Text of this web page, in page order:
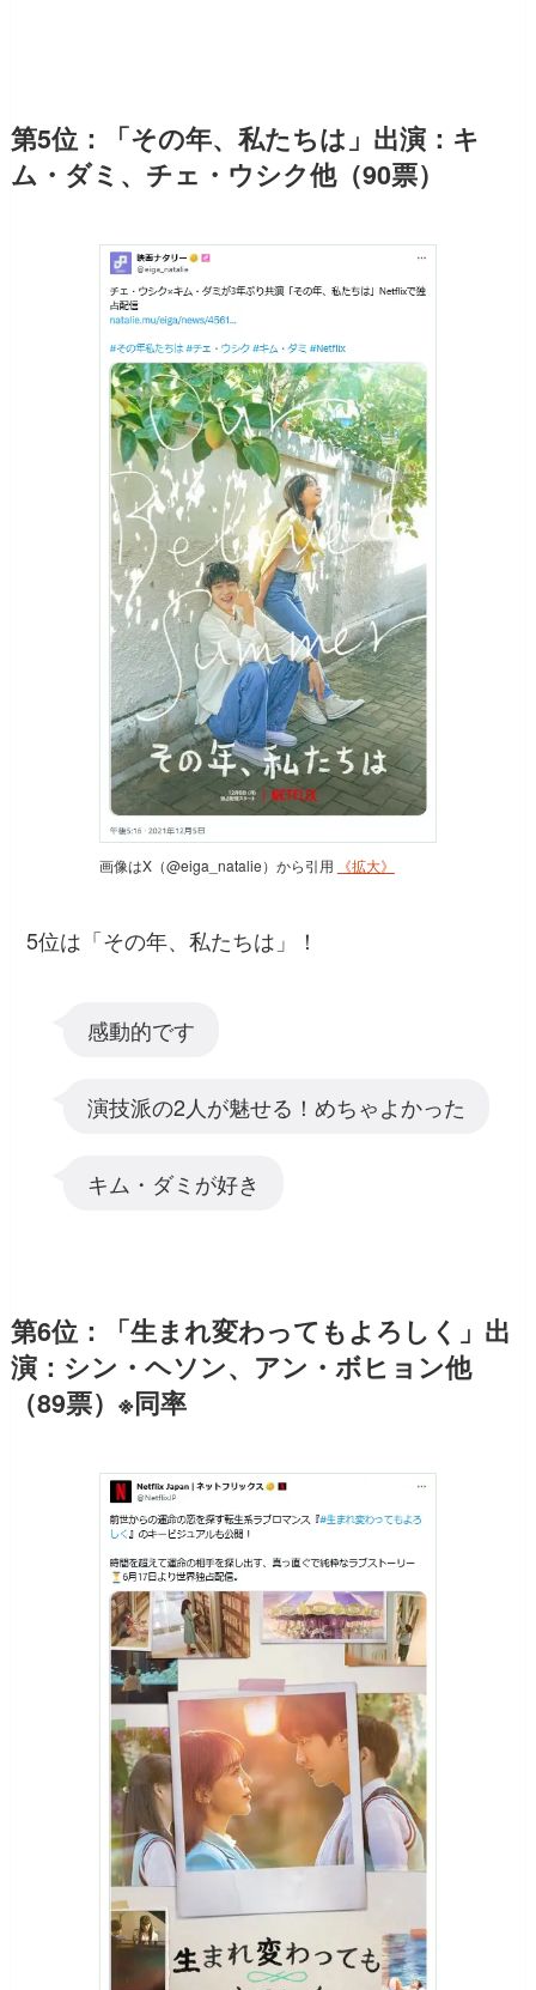
第5位：「その年、私たちは」出演：キ
ム・ダミ、チェ・ウシク他（90票）
画像はX（@eiga_natalie）から引用 《拡大》
5位は「その年、私たちは」！
感動的です
演技派の2人が魅せる！めちゃよかった
キム・ダミが好き
第6位：「生まれ変わってもよろしく」出
演：シン・ヘソン、アン・ボヒョン他
（89票）※同率